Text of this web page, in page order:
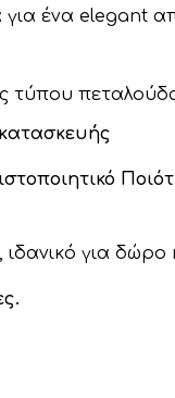
για ένα elegant
τύπου
, ιδανικό για